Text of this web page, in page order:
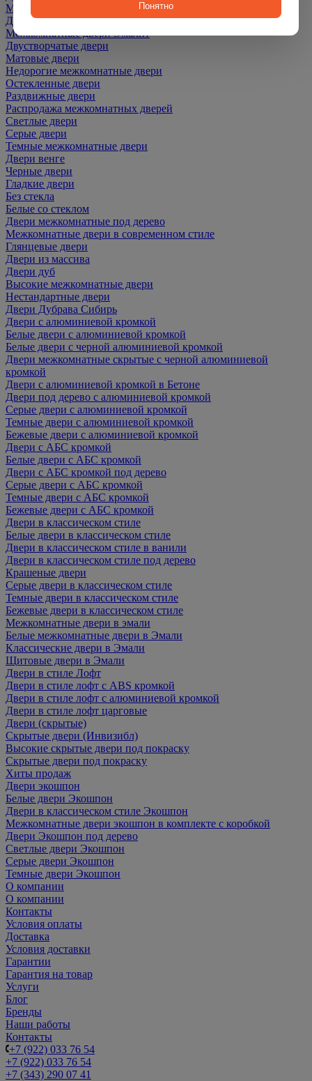
Межкомнатные двери ПЭТ
Двери со скидкой
Межкомнатные двери Эмалит
Двустворчатые двери
Матовые двери
Недорогие межкомнатные двери
Остекленные двери
Раздвижные двери
Распродажа межкомнатных дверей
Светлые двери
Серые двери
Темные межкомнатные двери
Двери венге
Черные двери
Гладкие двери
Без стекла
Белые со стеклом
Двери межкомнатные под дерево
Межкомнатные двери в современном стиле
Глянцевые двери
Двери из массива
Двери дуб
Высокие межкомнатные двери
Нестандартные двери
Двери Дубрава Сибирь
Двери с алюминиевой кромкой
Белые двери с алюминиевой кромкой
Белые двери с черной алюминиевой кромкой
Двери межкомнатные скрытые с черной алюминиевой
кромкой
Двери с алюминиевой кромкой в Бетоне
Двери под дерево с алюминиевой кромкой
Серые двери с алюминиевой кромкой
Темные двери с алюминиевой кромкой
Бежевые двери с алюминиевой кромкой
Двери с АБС кромкой
Белые двери с АБС кромкой
Двери с АБС кромкой под дерево
Серые двери с АБС кромкой
Темные двери с АБС кромкой
Бежевые двери с АБС кромкой
Двери в классическом стиле
Белые двери в классическом стиле
Двери в классическом стиле в ванили
Двери в классическом стиле под дерево
Крашеные двери
Серые двери в классическом стиле
Темные двери в классическом стиле
Бежевые двери в классическом стиле
Межкомнатные двери в эмали
Белые межкомнатные двери в Эмали
Классические двери в Эмали
Щитовые двери в Эмали
Двери в стиле Лофт
Двери в стиле лофт с ABS кромкой
Двери в стиле лофт с алюминиевой кромкой
Двери в стиле лофт царговые
Двери (скрытые)
Скрытые двери (Инвизибл)
Высокие скрытые двери под покраску
Скрытые двери под покраску
Хиты продаж
Двери экошпон
Белые двери Экошпон
Двери в классическом стиле Экошпон
Межкомнатные двери экошпон в комплекте с коробкой
Двери Экошпон под дерево
Светлые двери Экошпон
Серые двери Экошпон
Темные двери Экошпон
О компании
О компании
Контакты
Условия оплаты
Доставка
Условия доставки
Гарантии
Гарантия на товар
Услуги
Блог
Бренды
Наши работы
Контакты
+7 (922) 033 76 54
+7 (922) 033 76 54
+7 (343) 290 07 41
Понятно